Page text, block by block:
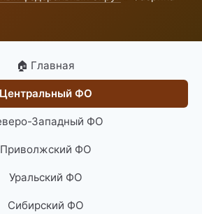
🏠 Главная
Центральный ФО
Западный ФО
Приволжский ФО
Уральский ФО
Сибирский ФО